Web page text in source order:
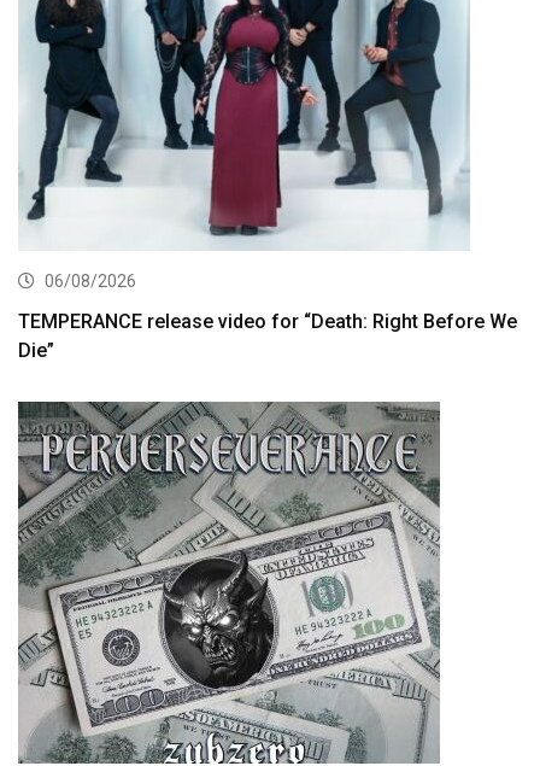
06/08/2026
TEMPERANCE release video for “Death: Right Before We
Die”